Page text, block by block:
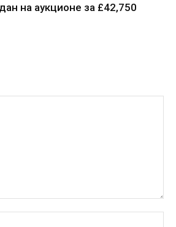
на аукционе за £42,750